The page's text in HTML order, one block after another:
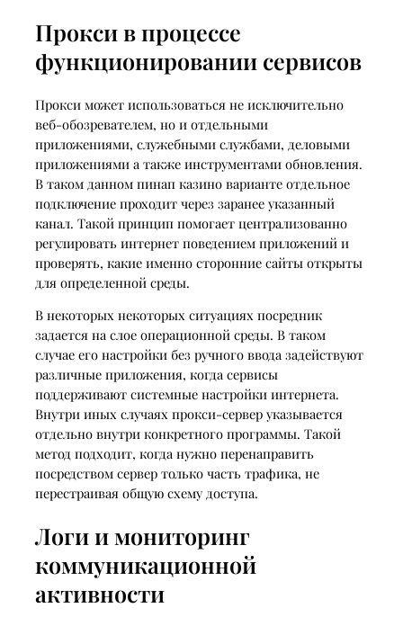
Прокси в процессе
функционировании сервисов
Прокси может использоваться не исключительно
веб-обозревателем, но и отдельными
приложениями, служебными службами, деловыми
приложениями а также инструментами обновления.
В таком данном пинап казино варианте отдельное
подключение проходит через заранее указанный
канал. Такой принцип помогает централизованно
регулировать интернет поведением приложений и
проверять, какие именно сторонние сайты открыты
для определенной среды.
В некоторых некоторых ситуациях посредник
задается на слое операционной среды. В таком
случае его настройки без ручного ввода задействуют
различные приложения, когда сервисы
поддерживают системные настройки интернета.
Внутри иных случаях прокси-сервер указывается
отдельно внутри конкретного программы. Такой
метод подходит, когда нужно перенаправить
посредством сервер только часть трафика, не
перестраивая общую схему доступа.
Логи и мониторинг
коммуникационной
активности